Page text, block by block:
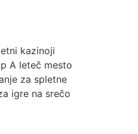
kazinoji
A leteč mesto
za spletne
igre na srečo